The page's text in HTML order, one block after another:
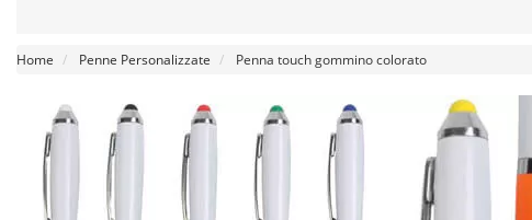
Home Penne Personalizzate Penna touch gommino colorato